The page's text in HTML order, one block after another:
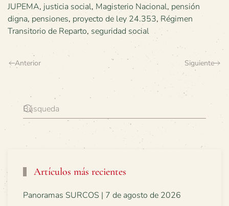
JUPEMA, justicia social, Magisterio Nacional, pensión
digna, pensiones, proyecto de ley 24.353,Régimen
Transitorio de Reparto, seguridad social
Anterior Siguiente
Artículos más recientes
Panoramas SURCOS | 7 de agosto de 2026